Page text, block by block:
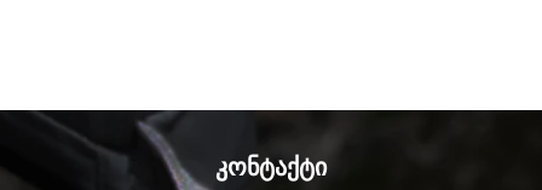
კონტაქტი